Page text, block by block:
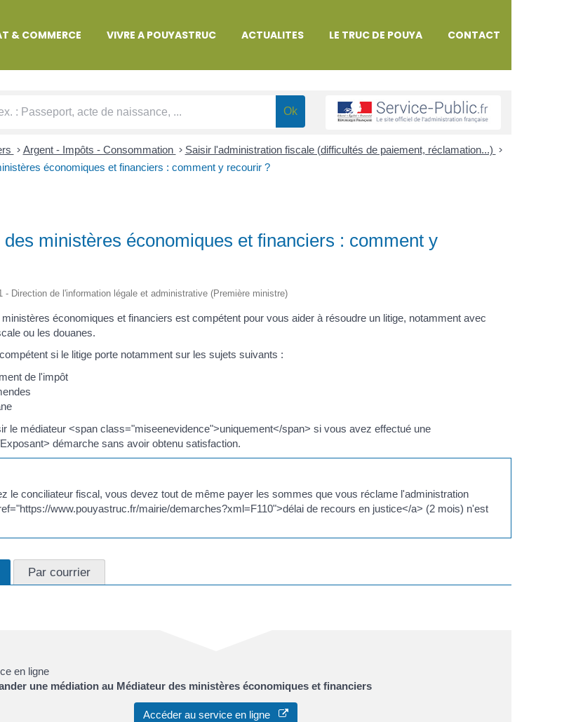
& COMMERCE VIVRE A POUYASTRUC ACTUALITES LE TRUC DE POUYA CONTACT
ADMINISTRATIVES
> Argent - Impôts - Consommation > Saisir l'administration fiscale (difficultés de paiement, réclamation...) >
économiques et financiers : comment y recourir ?
des ministères économiques et financiers : comment y
- Direction de l'information légale et administrative (Première ministre)
économiques et financiers est compétent pour vous aider à résoudre un litige, notamment avec
ou les douanes.
si le litige porte notamment sur les sujets suivants :
de l'impôt
le médiateur <span class="miseenevidence">uniquement</span> si vous avez effectué une
démarche sans avoir obtenu satisfaction.
le conciliateur fiscal, vous devez tout de même payer les sommes que vous réclame l'administration
www.pouyastruc.fr/mairie/demarches?xml=F110">délai de recours en justice</a> (2 mois) n'est
Par courrier
en ligne
une médiation au Médiateur des ministères économiques et financiers
Accéder au service en ligne